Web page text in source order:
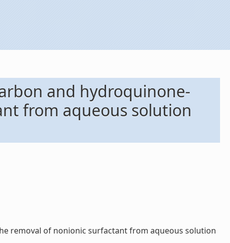
and hydroquinone-
from aqueous solution
removal of nonionic surfactant from aqueous solution